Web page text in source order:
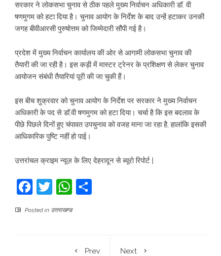
सरकार ने लोकसभा चुनाव से ठीक पहले मुख्य निर्वाचन अधिकारी डॉ. वी
षणमुगम को हटा दिया है। चुनाव आयोग के निर्देश के बाद उन्हें हटाकर उनकी
जगह बीवीआरसी पुरुषोत्तम को जिम्मेदारी सौंपी गई है।
प्रदेश में मुख्य निर्वाचन कार्यालय की ओर से आगामी लोकसभा चुनाव की
तैयारी की जा रही है। इस कड़ी में मास्टर ट्रेनर के प्रशिक्षण से लेकर चुनाव
आयोजन संबंधी तैयारियां पूरी की जा चुकी हैं।
इस बीच शुक्रवार को चुनाव आयोग के निर्देश पर सरकार ने मुख्य निर्वाचन
अधिकारी के पद से डॉ.वी षणमुगम को हटा दिया। चर्चा है कि इस बदलाव के
पीछे पिछले दिनों हुए चंपावत उपचुनाव को वजह माना जा रहा है, हालांकि इसकी
आधिकारिक पुष्टि नहीं हो पाई।
उत्तरांचल क्राइम न्यूज़ के लिए देहरादून से ब्यूरो रिपोर्ट |
Facebook
TwitterWhatsApp
Posted in उत्तराखण्ड
Prev
Next